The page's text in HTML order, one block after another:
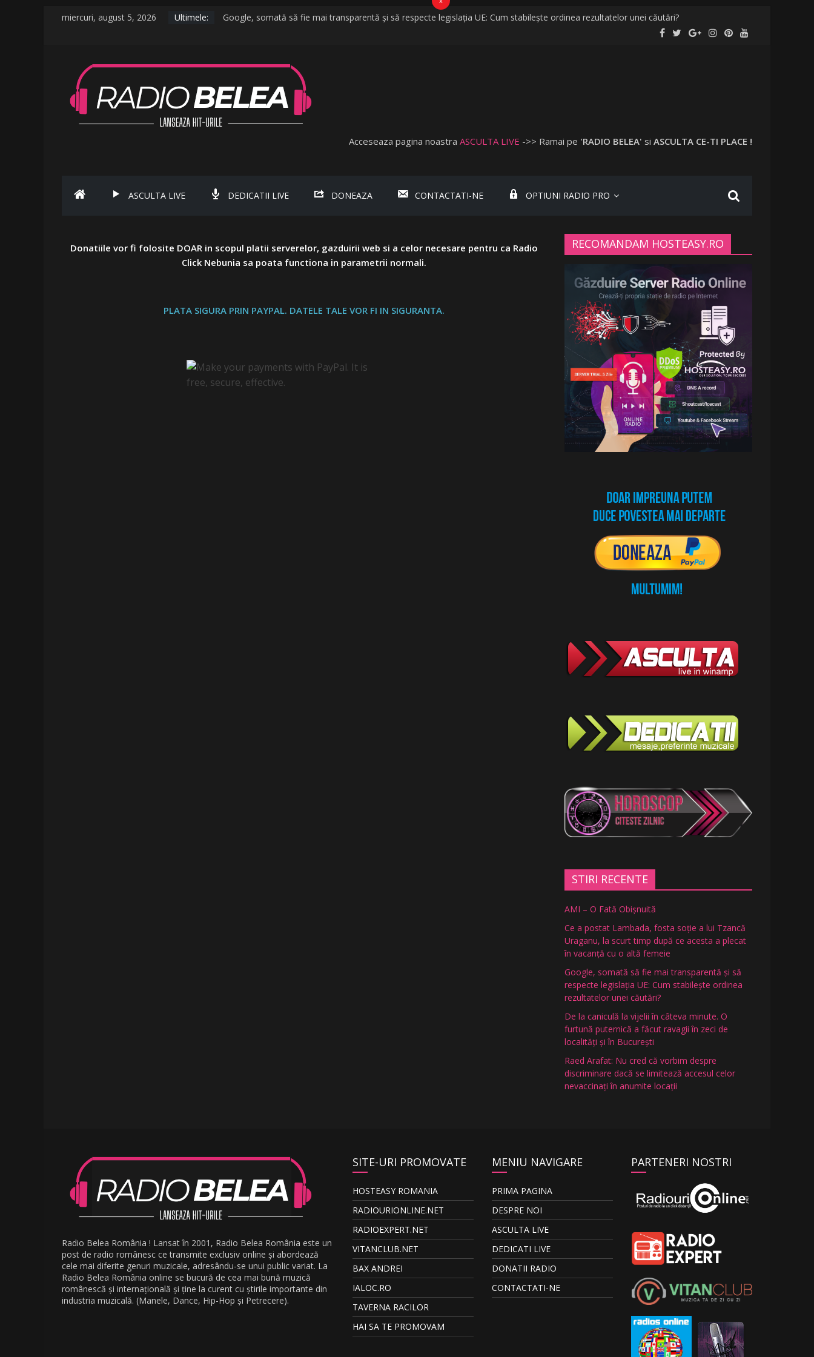
miercuri, august 5, 2026 Ultimele:
Google, somată să fie mai transparentă și să respecte legislația UE: Cum stabilește ordinea rezultatelor unei căutări?
Ce a postat Lambada, fosta soție a lui Tzancă Uraganu, la scurt timp după ce acesta a plecat în vacanță cu o altă femeie
Acceseaza pagina noastra ASCULTA LIVE ->> Ramai pe 'RADIO BELEA' si ASCULTA CE-TI PLACE !
ASCULTA LIVE DEDICATII LIVE DONEAZA CONTACTATI-NE OPTIUNI RADIO PRO
Donatiile vor fi folosite DOAR in scopul platii serverelor, gazduirii web si a celor necesare pentru ca Radio
Click Nebunia sa poata functiona in parametrii normali.
PLATA SIGURA PRIN PAYPAL. DATELE TALE VOR FI IN SIGURANTA.
RECOMANDAM HOSTEASY.RO
STIRI RECENTE
AMI – O Fată Obişnuită
Ce a postat Lambada, fosta soție a lui Tzancă
Uraganu, la scurt timp după ce acesta a plecat
în vacanță cu o altă femeie
Google, somată să fie mai transparentă și să
respecte legislația UE: Cum stabilește ordinea
rezultatelor unei căutări?
De la caniculă la vijelii în câteva minute. O
furtună puternică a făcut ravagii în zeci de
localități și în București
Raed Arafat: Nu cred că vorbim despre
discriminare dacă se limitează accesul celor
nevaccinați în anumite locații
Radio Belea România ! Lansat în 2001, Radio Belea România este un
post de radio românesc ce transmite exclusiv online și abordează
cele mai diferite genuri muzicale, adresându-se unui public variat. La
Radio Belea România online se bucură de cea mai bună muzică
românescă și internațională și ține la curent cu știrile importante din
industria muzicală. (Manele, Dance, Hip-Hop și Petrecere).
SITE-URI PROMOVATE
HOSTEASY ROMANIA
RADIOURIONLINE.NET
RADIOEXPERT.NET
VITANCLUB.NET
BAX ANDREI
IALOC.RO
TAVERNA RACILOR
HAI SA TE PROMOVAM
MENIU NAVIGARE
PRIMA PAGINA
DESPRE NOI
ASCULTA LIVE
DEDICATI LIVE
DONATII RADIO
CONTACTATI-NE
PARTENERI NOSTRI